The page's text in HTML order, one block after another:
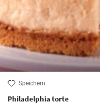
Speichern
Philadelphia torte